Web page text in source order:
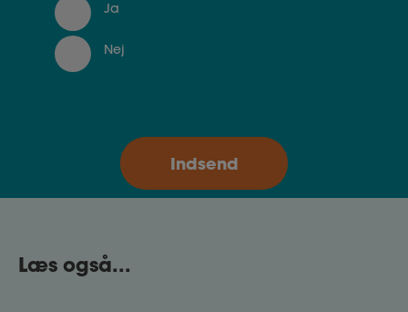
Ja
Nej
Læs også...